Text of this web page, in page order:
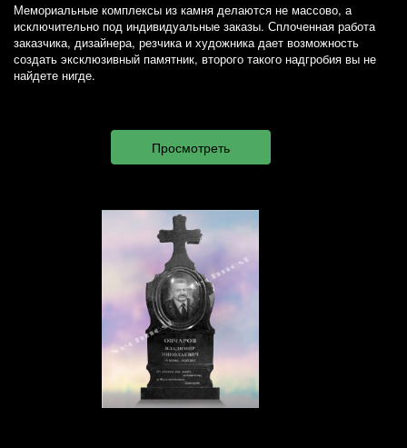
Мемориальные комплексы из камня делаются не массово, а
исключительно под индивидуальные заказы. Сплоченная работа
заказчика, дизайнера, резчика и художника дает возможность
создать эксклюзивный памятник, второго такого надгробия вы не
найдете нигде.